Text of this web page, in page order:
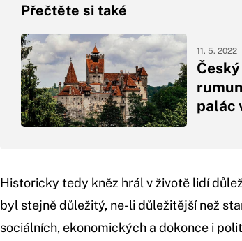
Přečtěte si také
palác
11. 5. 2022
Historicky tedy kněz hrál v životě lidí
byl stejně důležitý, ne-li důležitější než
sociálních, ekonomických a dokonce i